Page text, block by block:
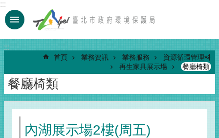
跳到主要內容區塊
:::
:::
首頁 業務資訊 業務服務
資源循環管理科
再生家具展示場
餐廳椅類
餐廳椅類
內湖展示場2樓(周五)